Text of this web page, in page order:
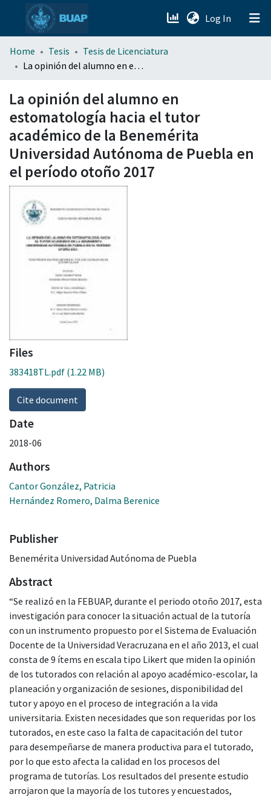
Log In (current)
menu.section.about_menu
Home Tesis
Tesis de Licenciatura
La opinión del alumno en estomatología hacia el tutor académico de la Benemérita Universidad Autónoma de Puebla en el período otoño 2017
La opinión del alumno en
estomatología hacia el tutor
académico de la Benemérita
Universidad Autónoma de Puebla en
el período otoño 2017
Files
383418TL.pdf (1.22 MB)
Cite document
Date
2018-06
Authors
Cantor González, Patricia
Hernández Romero, Dalma Berenice
Publisher
Benemérita Universidad Autónoma de Puebla
Abstract
“Se realizó en la FEBUAP, durante el periodo otoño 2017, esta
investigación para conocer la situación actual de la tutoría
con un instrumento propuesto por el Sistema de Evaluación
Docente de la Universidad Veracruzana en el año 2013, el cual
consta de 9 ítems en escala tipo Likert que miden la opinión
de los tutorados con relación al apoyo académico-escolar, la
planeación y organización de sesiones, disponibilidad del
tutor y apoyo en el proceso de integración a la vida
universitaria. Existen necesidades que son requeridas por los
tutorados, en este caso la falta de capacitación del tutor
para desempeñarse de manera productiva para el tutorado,
por lo que esto afecta la calidad en los procesos del
programa de tutorías. Los resultados del presente estudio
arrojaron que la mayoría de los tutores y encuestados,